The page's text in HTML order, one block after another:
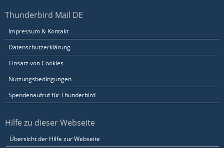
Thunderbird Mail DE
Impressum & Kontakt
Datenschutzerklärung
Einsatz von Cookies
Nutzungsbedingungen
Spendenaufruf für Thunderbird
Hilfe zu dieser Webseite
Übersicht der Hilfe zur Webseite